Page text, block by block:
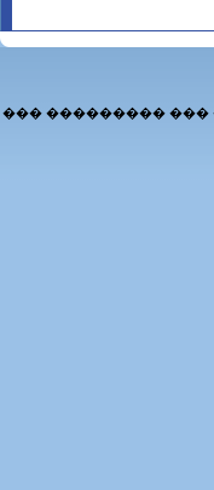
��� ���������